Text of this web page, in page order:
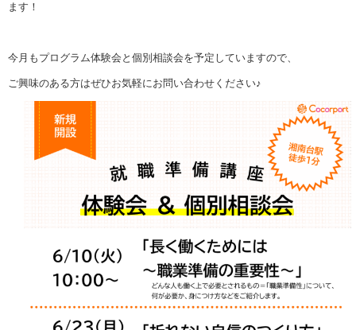
ます！
今月もプログラム体験会と個別相談会を予定していますので、
ご興味のある方はぜひお気軽にお問い合わせください♪